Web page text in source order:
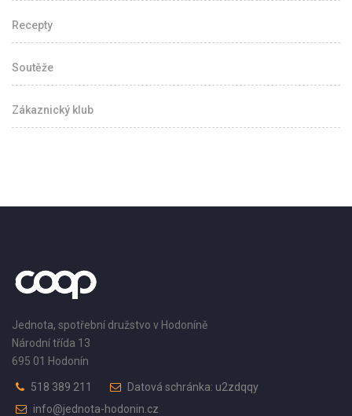
Recepty
Soutěže
Zákaznický klub
Jednota, spotřební družstvo v Hodoníně
Národní třída 13
695 01 Hodonín
518 389 211
Datová schránka: u2zdqqy
info@jednota-hodonin.cz